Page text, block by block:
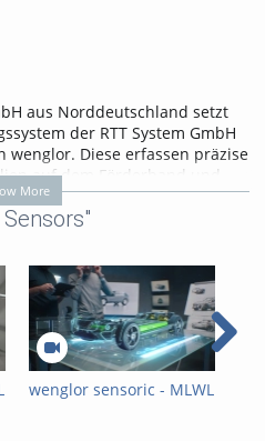
aus Norddeutschland setzt
der RTT System GmbH
wenglor. Diese erfassen präzise
auf dem Förderband und
Erkennung von
aus intelligenter
More
wenglor sensoric - MLWL